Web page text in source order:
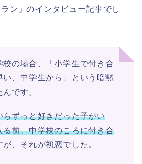
ン」のインタビュー記事でし
の場合、「小学生で付き合
い、中学生から」という暗黙
です。
らずっと好きだった子がい
る前、中学校のころに付き合
が、それが初恋でした。